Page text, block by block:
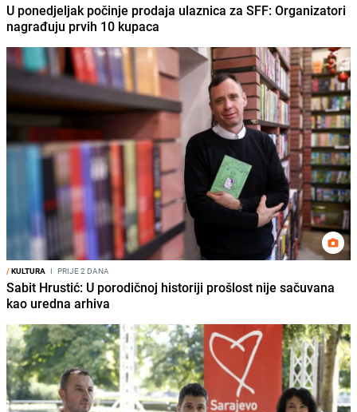
U ponedjeljak počinje prodaja ulaznica za SFF: Organizatori
nagrađuju prvih 10 kupaca
/KULTURA I PRIJE 2 DANA
Sabit Hrustić: U porodičnoj historiji prošlost nije sačuvana
kao uredna arhiva